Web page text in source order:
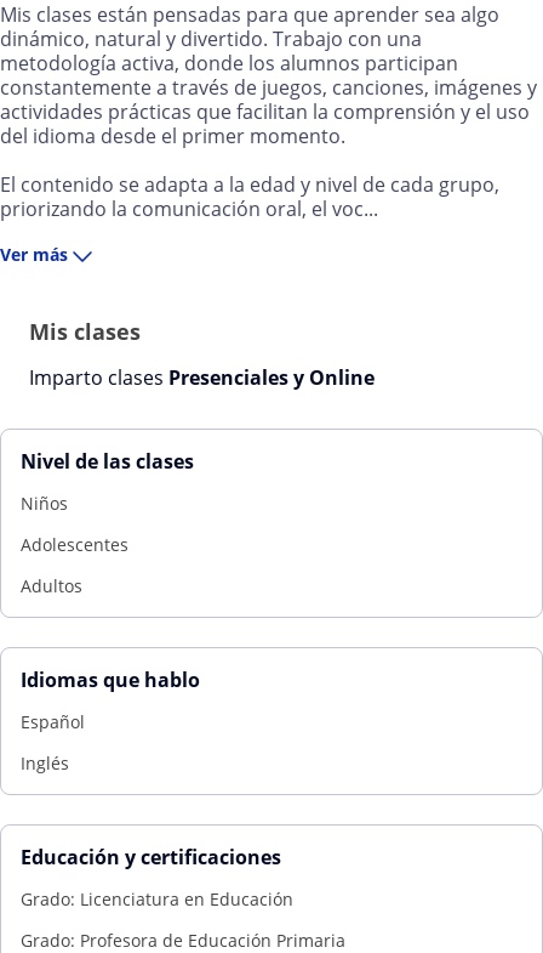
Mis clases están pensadas para que aprender sea algo
dinámico, natural y divertido. Trabajo con una
metodología activa, donde los alumnos participan
constantemente a través de juegos, canciones, imágenes y
actividades prácticas que facilitan la comprensión y el uso
del idioma desde el primer momento.
El contenido se adapta a la edad y nivel de cada grupo,
priorizando la comunicación oral, el voc...
Ver más
Mis clases
Imparto clases Presenciales y Online
Nivel de las clases
Niños
Adolescentes
Adultos
Idiomas que hablo
Español
Inglés
Educación y certificaciones
Grado: Licenciatura en Educación
Grado: Profesora de Educación Primaria